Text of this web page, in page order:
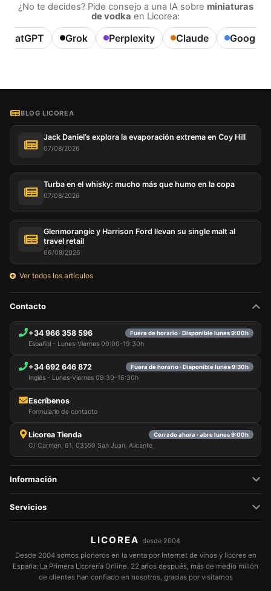
¿No te decides? Pide consejo a una IA sobre miniaturas
de vodka en Licorea:
ChatGPT Grok Perplexity Claude Google
BLOG LICOREA
Jack Daniel’s explora la evaporación extrema en Coy Hill
07/08/2026
Turba en el whisky: mucho más que humo en la copa
07/08/2026
Glenmorangie y Harrison Ford llevan su single malt al
travel retail
06/08/2026
Ver todos los artículos
Contacto
+34 966 358 596 Fuera de horario · Disponible lunes 9:00h
Español - Lunes-Viernes 09:00-19:30h
+34 692 646 872 Fuera de horario · Disponible lunes 9:30h
Inglés - Lunes-Viernes 09:30-16:30h
Escríbenos
Formulario de contacto
Licorea Tienda Cerrado ahora · abre lunes 9:00h
C/ Carmen, 61, 03550 San Juan, Alicante
Información
Servicios
LICOREA desde 2004
Desde 2004 somos pioneros en la venta por Internet de vinos y licores en
España: La Primera Licorería Online. 22 años después, más de medio millón
de clientes han confiado en nosotros, gracias por visitarnos